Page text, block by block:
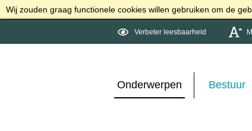
Wij zouden graag functionele cookies willen gebruiken om de
Verbeter leesbaarheid
Onderwerpen Bestuur